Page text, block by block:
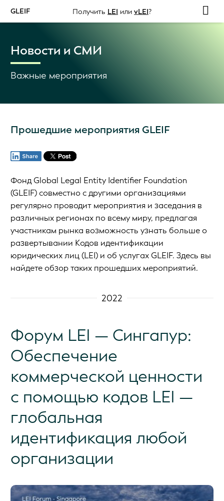
GLEIF Получить LEI или vLEI?
Новости и СМИ
Важные мероприятия
Прошедшие мероприятия GLEIF
Фонд Global Legal Entity Identifier Foundation
(GLEIF) совместно с другими организациями
регулярно проводит мероприятия и заседания в
различных регионах по всему миру, предлагая
участникам рынка возможность узнать больше о
развертывании Кодов идентификации
юридических лиц (LEI) и об услугах GLEIF. Здесь вы
найдете обзор таких прошедших мероприятий.
2022
Форум LEI — Сингапур:
Обеспечение
коммерческой ценности
с помощью кодов LEI —
глобальная
идентификация любой
организации